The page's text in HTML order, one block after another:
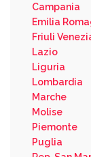
Campania
Emilia
Friuli
Lazio
Liguria
Lombardia
Marche
Molise
Piemonte
Puglia